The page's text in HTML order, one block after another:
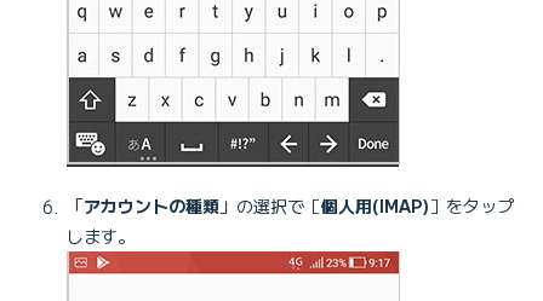
「アカウントの種類 」の選択で［個人用(IMAP)］をタップ
します。